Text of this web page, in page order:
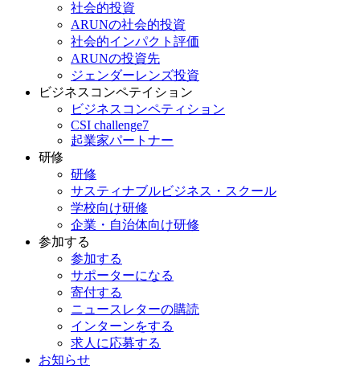
社会的投資
ARUNの社会的投資
社会的インパクト評価
ARUNの投資先
ジェンダーレンズ投資
ビジネスコンペテイション
ビジネスコンペティション
CSI challenge7
起業家パートナー
研修
研修
サスティナブルビジネス・スクール
学校向け研修
企業・自治体向け研修
参加する
参加する
サポーターになる
寄付する
ニュースレターの購読
インターンをする
求人に応募する
お知らせ